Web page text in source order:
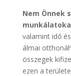
Nem Önnek
valamint idő
álmai
összegek
ezen a